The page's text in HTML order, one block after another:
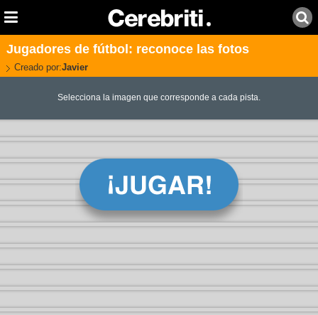
Jugadores de fútbol: reconoce las fotos
Creado por:Javier
Selecciona la imagen que corresponde a cada pista.